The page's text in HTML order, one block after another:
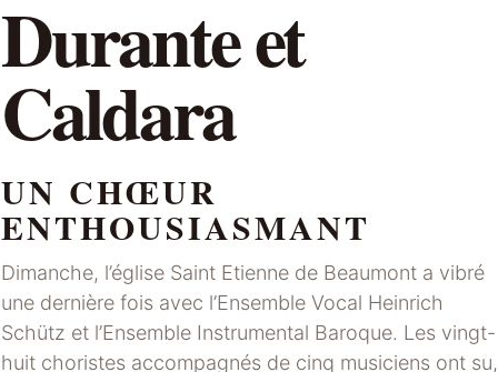
Durante et
Caldara
UN CHŒUR
ENTHOUSIASMANT
Dimanche, l’église Saint Etienne de Beaumont a vibré
une dernière fois avec l’Ensemble Vocal Heinrich
Schütz et l’Ensemble Instrumental Baroque. Les vingt-
huit choristes accompagnés de cinq musiciens ont su,